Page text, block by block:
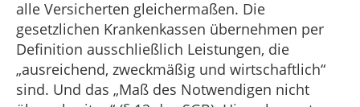
alle Versicherten gleichermaßen. Die
gesetzlichen Krankenkassen übernehmen per
Definition ausschließlich Leistungen, die
„ausreichend, zweckmäßig und wirtschaftlich“
sind. Und das „Maß des Notwendigen nicht